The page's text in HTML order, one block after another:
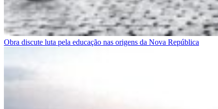
Obra discute luta pela educação nas origens da Nova República